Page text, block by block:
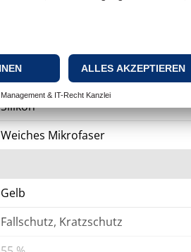
Silikon
Weiches Mikrofaser
Gelb
Fallschutz, Kratzschutz